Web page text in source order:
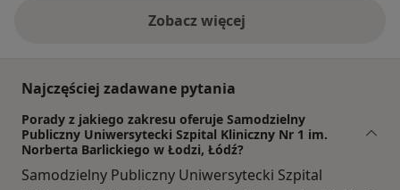
Zobacz więcej
Najczęściej zadawane pytania
Porady z jakiego zakresu oferuje Samodzielny
Publiczny Uniwersytecki Szpital Kliniczny Nr 1 im.
Norberta Barlickiego w Łodzi, Łódź?
Samodzielny Publiczny Uniwersytecki Szpital